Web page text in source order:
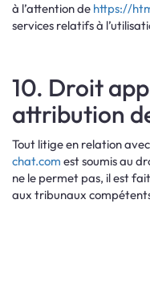
à l’attention de https://
services relatifs à
10. Droit
attribution
Tout litige en relation
chat.com est soumis au
ne le permet pas, il est
aux tribunaux